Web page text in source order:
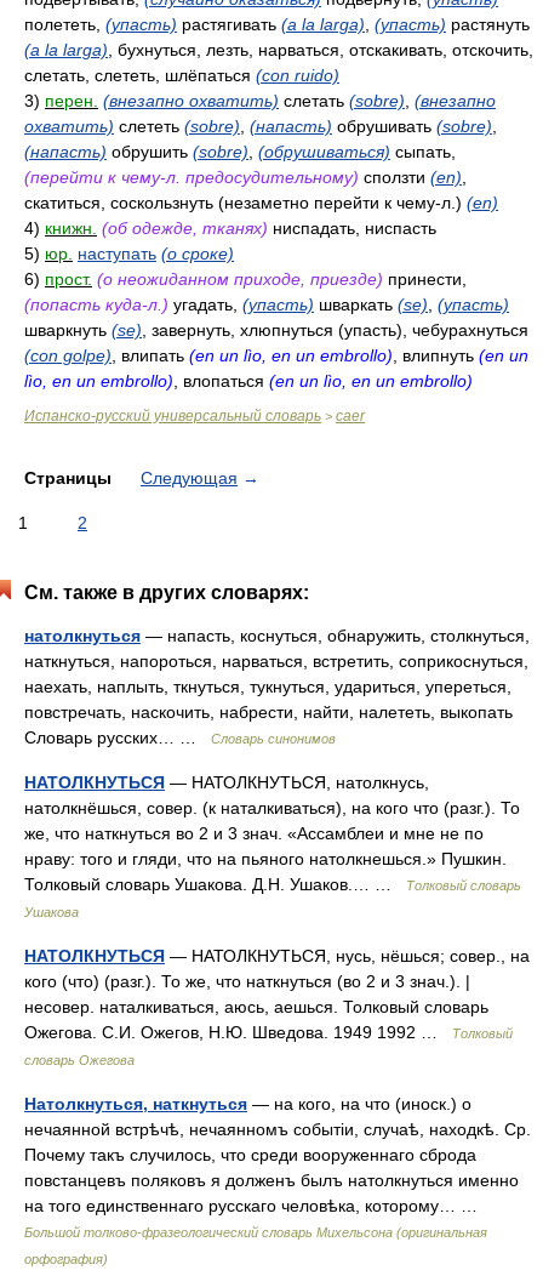
полететь, (упасть) растягивать (a la larga) (упасть) растянуть
(a la larga) , бухнуться, лезть, нарваться, отскакивать, отскочить,
слетать, слететь, шлёпаться (con ruido)
3) перен. (внезапно охватить) слетать (sobre) (внезапно
охватить) слететь (sobre) (напасть) обрушивать (sobre)
(напасть) обрушить (sobre) (обрушиваться) сыпать,
(перейти к чему-л. предосудительному) сползти (en)
скатиться, соскользнуть (незаметно перейти к чему-л.) (en)
4) книжн. (об одежде, тканях) ниспадать, ниспасть
5) юр. наступать (о сроке)
6) прост. (о неожиданном приходе, приезде) принести,
(попасть куда-л.) угадать, (упасть) шваркать (se) (упасть)
шваркнуть (se) , завернуть, хлюпнуться (упасть), чебурахнуться
(con golpe) , влипать (en un lìo, en un embrollo) , влипнуть (en un
lìo, en un embrollo) , влопаться (en un lìo, en un embrollo)
Испанско-русский универсальный словарь > caer
Страницы Следующая →
1 2
См. также в других словарях:
натолкнуться — напасть, коснуться, обнаружить, столкнуться,
наткнуться, напороться, нарваться, встретить, соприкоснуться,
наехать, наплыть, ткнуться, тукнуться, удариться, упереться,
повстречать, наскочить, набрести, найти, налететь, выкопать
Словарь русских… …
Словарь синонимов
НАТОЛКНУТЬСЯ — НАТОЛКНУТЬСЯ, натолкнусь,
натолкнёшься, совер. (к наталкиваться), на кого что (разг.). То
же, что наткнуться во 2 и 3 знач. «Ассамблеи и мне не по
нраву: того и гляди, что на пьяного натолкнешься.» Пушкин.
Толковый словарь Ушакова. Д.Н. Ушаков.… …
Толковый словарь
Ушакова
НАТОЛКНУТЬСЯ — НАТОЛКНУТЬСЯ, нусь, нёшься; совер., на
кого (что) (разг.). То же, что наткнуться (во 2 и 3 знач.). |
несовер. наталкиваться, аюсь, аешься. Толковый словарь
Ожегова. С.И. Ожегов, Н.Ю. Шведова. 1949 1992 …
Толковый
словарь Ожегова
Натолкнуться, наткнуться — на кого, на что (иноск.) о
нечаянной встрѣчѣ, нечаянномъ событіи, случаѣ, находкѣ. Ср.
Почему такъ случилось, что среди вооруженнаго сброда
повстанцевъ поляковъ я долженъ былъ натолкнуться именно
на того единственнаго русскаго человѣка, которому… …
Большой толково-фразеологический словарь Михельсона (оригинальная
орфография)